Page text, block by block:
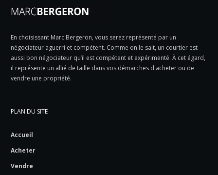
En choisissant Marc Bergeron, vous serez représenté par un
négociateur aguerri et compétent. Comme on le sait, un courtier est
aussi bon négociateur qu’il est compétent et expérimenté. À cet égard,
il représente un allié de taille dans vos démarches d'acheter ou de
vendre une propriété.
PLAN DU SITE
Accueil
Acheter
Vendre